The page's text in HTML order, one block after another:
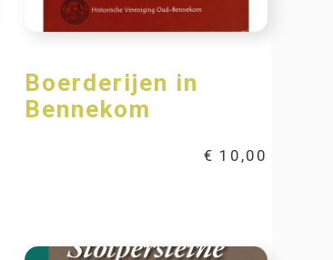
Boerderijen in
Bennekom
€ 10,00